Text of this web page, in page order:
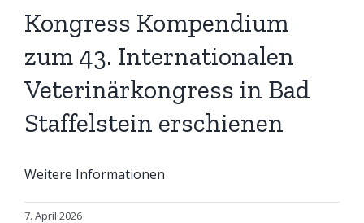
Kongress Kompendium
zum 43. Internationalen
Veterinärkongress in Bad
Staffelstein erschienen
Weitere Informationen
7. April 2026